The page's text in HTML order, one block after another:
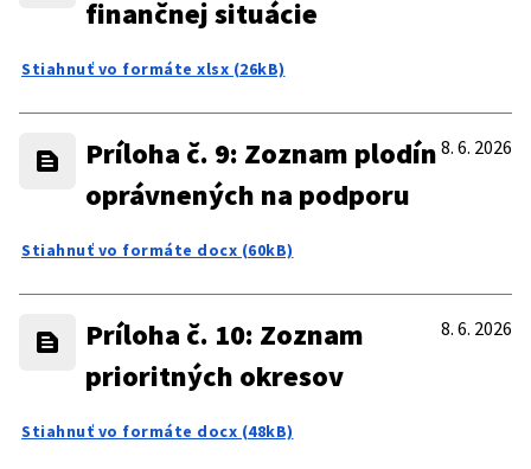
finančnej situácie
Stiahnuť vo formáte xlsx (26kB)
Príloha č. 9: Zoznam plodín
oprávnených na podporu
8. 6. 2026
Stiahnuť vo formáte docx (60kB)
Príloha č. 10: Zoznam
prioritných okresov
8. 6. 2026
Stiahnuť vo formáte docx (48kB)